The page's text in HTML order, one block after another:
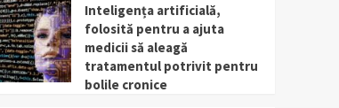
Inteligența artificială,
folosită pentru a ajuta
medicii să aleagă
tratamentul potrivit pentru
bolile cronice